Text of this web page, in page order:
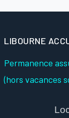
LIBOURNE
Permanence
(hors vacances